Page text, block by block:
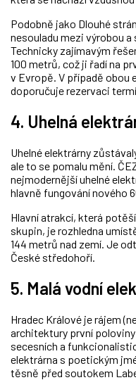
Podobně jako Dlouhé
nesouladu mezi výrobou
Technicky zajímavým
100 metrů, což ji řadí na
v Evropě. V případě obou
doporučuje rezervaci
4. Uhelná
Uhelné elektrárny
ale to se pomalu mění.
nejmodernější uhelné
hlavně fungování nového
Hlavní atrakcí, která
skupin, je rozhledna
144 metrů nad zemí. Je
České středohoří.
5. Malá vodní
Hradec Králové je rájem
architektury první
secesních a
elektrárna s poetickým
těsně před soutokem